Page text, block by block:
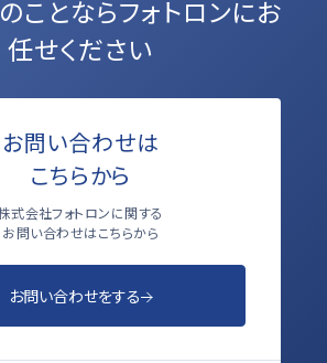
ことならフォトロンにお
任せください
お問い合わせは
こちらから
式会社フォトロンに関する
お問い合わせはこちらから
お問い合わせをする